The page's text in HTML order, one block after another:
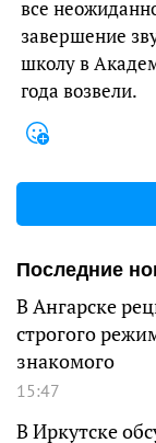
все
завершение
школу в
года возвели.
Последние
В Ангарске
строгого
знакомого
15:47
В Иркутске